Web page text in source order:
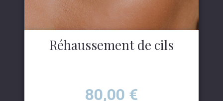
Réhaussement de cils
Prix
80,00 €